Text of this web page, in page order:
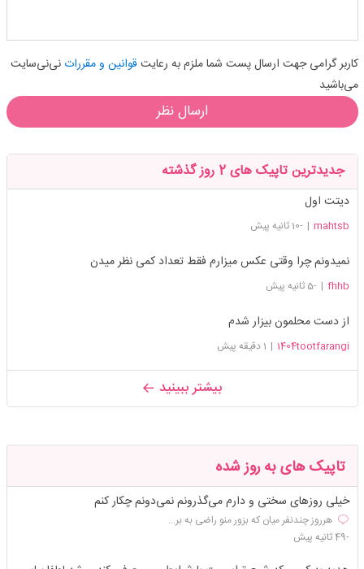
کاربر گرامی جهت ارسال پست شما ملزم به رعایت قوانین و مقرراتنی‌نی‌سایت
می‌باشید
ارسال نظر
جدیدترین تاپیک های 2 روز گذشته
دیتت اول
mahtsb
| -10 ثانیه پیش
نمیدونم چرا وقتی عکس میزارم فقط تعداد کمی نظر میدن
fhhb
| -5 ثانیه پیش
از دست محلمون بیزار شدم
1404tootfarangi
| 1 دقیقه پیش
بیشتر ببینید
تاپیک های به روز شده
خیلی روزهای سختی و دارم می‌گذرونم نمی‌دونم چکار کنم
هرروز چندنفر میان که بزور منو راضی به بر...
-49 ثانیه پیش